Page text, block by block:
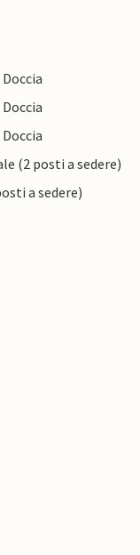
(2 posti a sedere)
a sedere)